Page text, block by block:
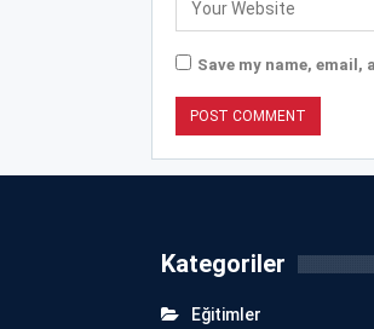
Save my name,
Kategoriler
Eğitimler